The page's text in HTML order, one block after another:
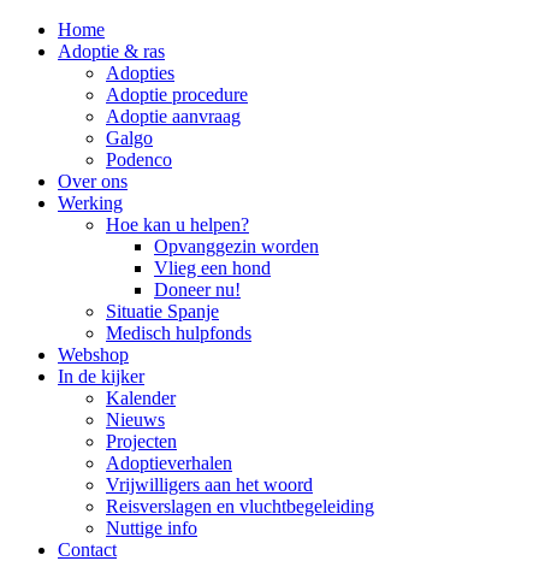
Home
Adoptie & ras
Adopties
Adoptie procedure
Adoptie aanvraag
Galgo
Podenco
Over ons
Werking
Hoe kan u helpen?
Opvanggezin worden
Vlieg een hond
Doneer nu!
Situatie Spanje
Medisch hulpfonds
Webshop
In de kijker
Kalender
Nieuws
Projecten
Adoptieverhalen
Vrijwilligers aan het woord
Reisverslagen en vluchtbegeleiding
Nuttige info
Contact